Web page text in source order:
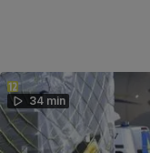
34 min